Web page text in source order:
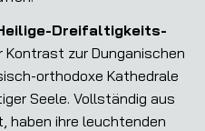
Dreifaltigkeits-
Kontrast zur Dunganischen
orthodoxe Kathedrale
Seele. Vollständig aus
haben ihre leuchtenden